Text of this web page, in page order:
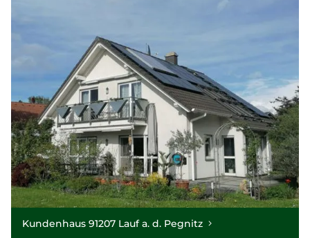
Kundenhaus 91207 Lauf a. d. Pegnitz